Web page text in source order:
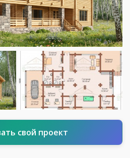
свой проект